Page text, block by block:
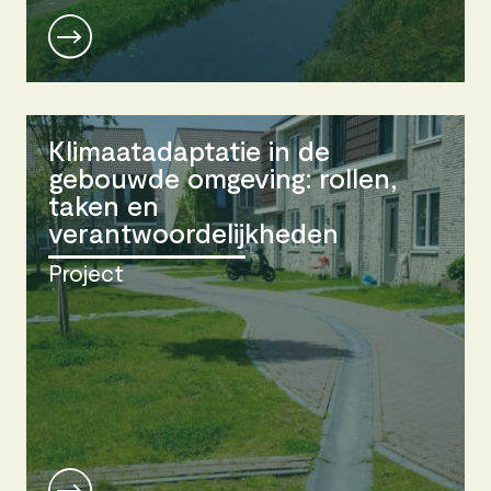
Klimaatadaptatie in de
gebouwde omgeving: rollen,
taken en
verantwoordelijkheden
Project